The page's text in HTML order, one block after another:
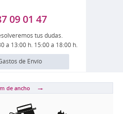
01 47
tus dudas.
a 13:00 h. 15:00 a 18:00 h.
de Envío
de ancho